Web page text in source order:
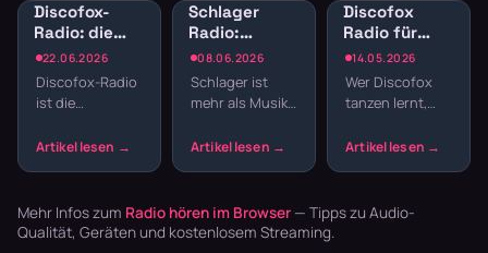
22.06.2026
Discofox-
Radio: die
besten
Sender zum
Tanzen
Discofox-Radio
ist die
daheim —
Schlager bis
Pop. Hier die
08.06.2026
Schlager
Radio:
Deutsche
Volksmusik
und Party-
Schlager ist
mehr als Musik
Lebensgefühl.
Roland Kaiser
und modernen
14.05.2026
Discofox
Radio für
Tanzkurse:
Die besten
Sender zum
Wer Discofox
tanzen lernt,
richtige Musik
Sender liefert
Mehr Infos zum Radio hören im Browser — Tipps zu Audio-
Qualität, Geräten und kostenlosem Streaming.